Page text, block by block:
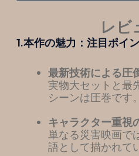
レビ
1.本作の魅力：注目ポイ
最新技術による圧
実物大セットと最
シーンは圧巻です。
キャラクター重視
単なる災害映画で
語として描かれて